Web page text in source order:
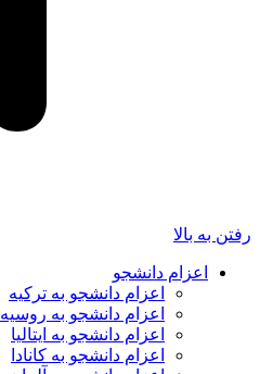
رفتن به بالا
اعزام دانشجو
اعزام دانشجو به ترکیه
اعزام دانشجو به روسیه
اعزام دانشجو به ایتالیا
اعزام دانشجو به کانادا